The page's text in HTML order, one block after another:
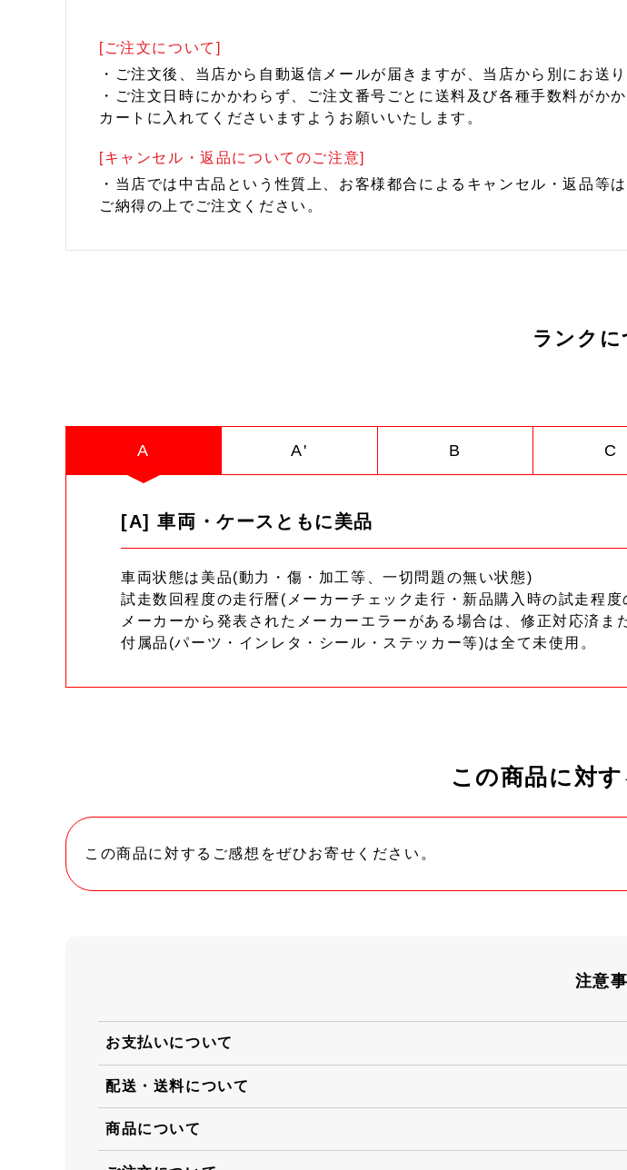
[ご注文について]
・ご注文後、当店から自動返信メールが届きますが、当店から別にお送
・ご注文日時にかかわらず、ご注文番号ごとに送料及び各種手数料が
カートに入れてくださいますようお願いいたします。
[キャンセル・返品についてのご注意]
・当店では中古品という性質上、お客様都合によるキャンセル・返品等
ご納得の上でご注文ください。
ランクに
A A' B C
[A] 車両・ケースともに美品
車両状態は美品(動力・傷・加工等、一切問題の無い状態)
試走数回程度の走行暦(メーカーチェック走行・新品購入時の試走程
メーカーから発表されたメーカーエラーがある場合は、修正対応済ま
付属品(パーツ・インレタ・シール・ステッカー等)は全て未使用。
この商品に対
この商品に対するご感想をぜひお寄せください。
注意
お支払いについて
配送・送料について
商品について